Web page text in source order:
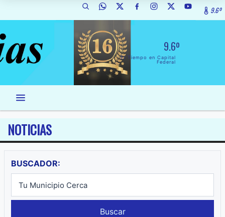
9.6º
9.6º
El Tiempo en Capital
Federal
NOTICIAS
BUSCADOR:
Buscar